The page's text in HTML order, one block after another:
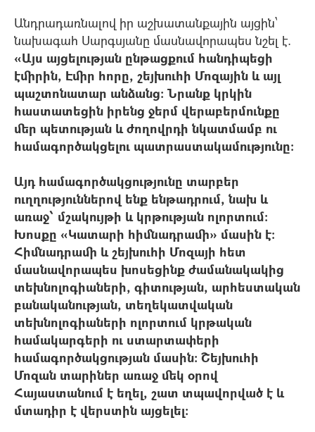
Անդրադառնալով իր աշխատանքային այցին՝
նախագահ Սարգսյանը մասնավորապես նշել է.
«Այս այցելության ընթացքում հանդիպեցի
էմիրին, Էմիր հորը, շեյխուհի Մոզային և այլ
պաշտոնատար անձանց: Նրանք կրկին
հաստատեցին իրենց ջերմ վերաբերմունքը
մեր պետության և ժողովրդի նկատմամբ ու
համագործակցելու պատրաստակամությունը:
Այդ համագործակցությունը տարբեր
ուղղություններով ենք ենթադրում, նախ և
առաջ՝ մշակույթի և կրթության ոլորտում:
Խոսքը «Կատարի հիմնադրամի» մասին է:
Հիմնադրամի և շեյխուհի Մոզայի հետ
մասնավորապես խոսեցինք ժամանակակից
տեխնոլոգիաների, գիտության, արհեստական
բանականության, տեղեկատվական
տեխնոլոգիաների ոլորտում կրթական
համակարգերի ու ստարտափերի
համագործակցության մասին: Շեյխուհի
Մոզան տարիներ առաջ մեկ օրով
Հայաստանում է եղել, շատ տպավորված է և
մտադիր է վերստին այցելել։